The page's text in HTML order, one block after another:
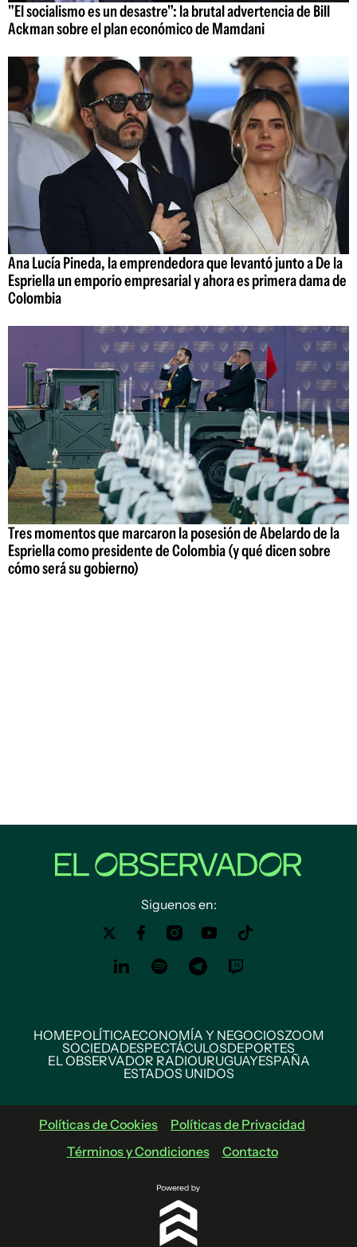
"El socialismo es un desastre": la brutal advertencia de Bill
Ackman sobre el plan económico de Mamdani
Ana Lucía Pineda, la emprendedora que levantó junto a De la
Espriella un emporio empresarial y ahora es primera dama de
Colombia
Tres momentos que marcaron la posesión de Abelardo de la
Espriella como presidente de Colombia (y qué dicen sobre
cómo será su gobierno)
Siguenos en:
HOMEPOLÍTICAECONOMÍA Y NEGOCIOSZOOM
SOCIEDADESPECTÁCULOSDEPORTES
EL OBSERVADOR RADIOURUGUAYESPAÑA
ESTADOS UNIDOS
Políticas de Cookies
Políticas de Privacidad
Términos y Condiciones
Contacto